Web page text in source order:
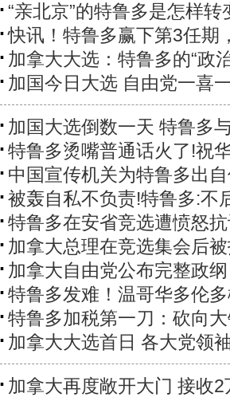
“亲北京”的特鲁多是怎样转
快讯！特鲁多赢下第3任期
加拿大大选：特鲁多的“政
加国今日大选 自由党一喜
加国大选倒数一天 特鲁多
特鲁多烫嘴普通话火了!祝
中国宣传机关为特鲁多出
被轰自私不负责!特鲁多:不
特鲁多在安省竞选遭愤怒
加拿大总理在竞选集会后
加拿大自由党公布完整政
特鲁多发难！温哥华多伦
特鲁多加税第一刀：砍向
加拿大大选首日 各大党领
加拿大再度敞开大门 接收